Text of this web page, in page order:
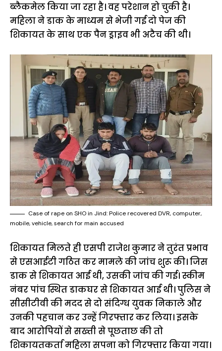
ब्लैकमेल किया जा रहा है। वह परेशान हो चुकी है।
महिला ने डाक के माध्यम से भेजी गई दो पेज की
शिकायत के साथ एक पैन ड्राइव भी अटैच की थी।
Case of rape on SHO in Jind: Police recovered DVR, computer,
mobile, vehicle, search for main accused
शिकायत मिलते ही एसपी राजेश कुमार ने तुरंत प्रभाव
से एसआईटी गठित कर मामले की जांच शुरू की। जिस
डाक से शिकायत आई थी, उसकी जांच की गई। स्कीम
नंबर पांच स्थित डाकघर से शिकायत आई थी। पुलिस ने
सीसीटीवी की मदद से दो संदिग्ध युवक निकाले और
उनकी पहचान कर उन्हें गिरफ्तार कर लिया। इसके
बाद आरोपियों से सख्ती से पूछताछ की तो
शिकायतकर्ता महिला सपना को गिरफ्तार किया गया।